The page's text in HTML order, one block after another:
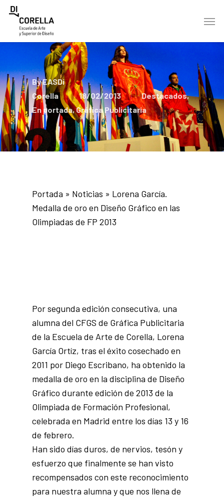
Skip
Menu
ByEASDi
Corella
18/02/2013 Destacados,
En portada,Gráfica Publicitaria
Portada » Noticias » Lorena García.
Medalla de oro en Diseño Gráfico en las
Olimpiadas de FP 2013
Por segunda edición consecutiva, una
alumna del CFGS de Gráfica Publicitaria
de la Escuela de Arte de Corella, Lorena
García Ortíz, tras el éxito cosechado en
2011 por Diego Escribano, ha obtenido la
medalla de oro en la disciplina de Diseño
Gráfico durante edición de 2013 de la
Olimpiada de Formación Profesional,
celebrada en Madrid entre los días 13 y 16
de febrero.
Han sido días duros, de nervios, tesón y
esfuerzo que finalmente se han visto
recompensados con este reconocimiento
para nuestra alumna y que nos llena de